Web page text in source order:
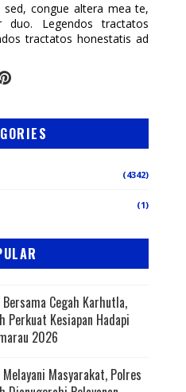
congue altera mea te,
Legendos tractatos
tractatos honestatis ad
(4342)
(1)
Cegah Karhutla,
Perkuat Kesiapan Hadapi
2026
Masyarakat, Polres